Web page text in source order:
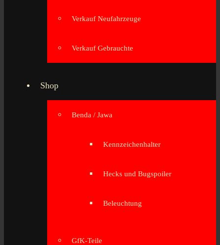
Verkauf Neufahrzeuge
Verkauf Gebrauchte
Shop
Benda / Jawa
Kennzeichenhalter
Hecks und Bugspoiler
Beleuchtung
GfK-Teile